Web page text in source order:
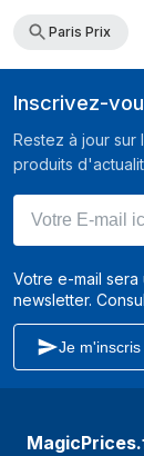
Paris Prix
Inscrivez-
Restez à jour sur
produits
Votre e-mail
newsletter.
Je m'inscris